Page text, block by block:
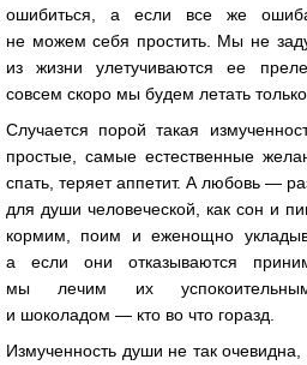
ошибиться, а если все же
не можем себя простить. Мы не
из жизни улетучиваются ее
совсем скоро мы будем летать
Случается порой такая
простые, самые естественные
спать, теряет аппетит. А любовь —
для души человеческой, как сон и
кормим, поим и еженощно
а если они отказываются
мы лечим их
и шоколадом — кто во что горазд.
Измученность души не так